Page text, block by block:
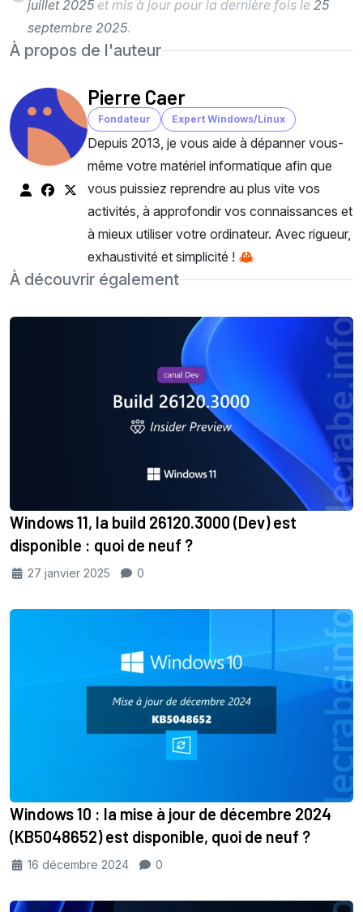
juillet 2025 et mis à jour pour la dernière fois le 25
septembre 2025.
À propos de l'auteur
Pierre Caer
Fondateur Expert Windows/Linux
Depuis 2013, je vous aide à dépanner vous-
même votre matériel informatique afin que
vous puissiez reprendre au plus vite vos
activités, à approfondir vos connaissances et
à mieux utiliser votre ordinateur. Avec rigueur,
exhaustivité et simplicité ! 🦀
À découvrir également
Windows 11, la build 26120.3000 (Dev) est
disponible : quoi de neuf ?
27 janvier 2025 0
Windows 10 : la mise à jour de décembre 2024
(KB5048652) est disponible, quoi de neuf ?
16 décembre 2024 0